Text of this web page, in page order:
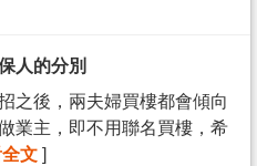
人的分別
之後，兩夫婦買樓都會傾向
業主，即不用聯名買樓，希
文 ]